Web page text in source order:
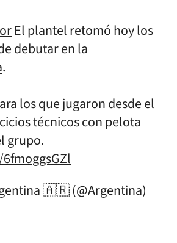
El plantel retomó hoy los
debutar en la
.
los que jugaron desde el
técnicos con pelota
grupo.
🇦🇷 (@Argentina)